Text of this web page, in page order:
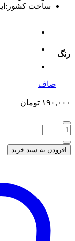
ساخت
رنگ
صاف
۱۹۰,۰۰۰ تومان
افزودن به سبد خرید